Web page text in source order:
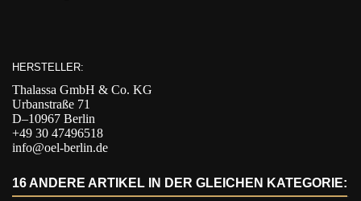
HERSTELLER:
Thalassa GmbH & Co. KG
Urbanstraße 71
D–10967 Berlin
+49 30 47496518
info@oel-berlin.de
16 ANDERE ARTIKEL IN DER GLEICHEN KATEGORIE: